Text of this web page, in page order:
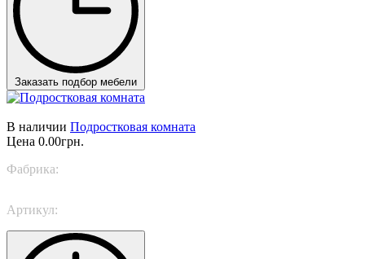
Заказать подбор мебели
В наличии Подростковая комната
Цена 0.00грн.
Фабрика:
Артикул: